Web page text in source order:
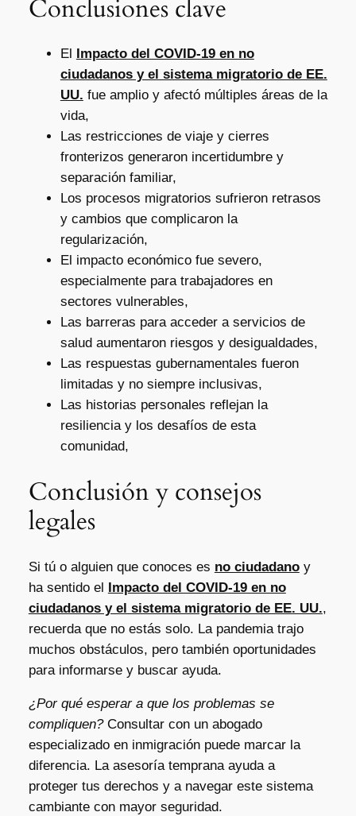
Conclusiones clave
El
Impacto del COVID-19 en no
ciudadanos y el sistema migratorio de EE.
UU. fue amplio y afectó múltiples áreas de la
vida,
Las restricciones de viaje y cierres
fronterizos generaron incertidumbre y
separación familiar,
Los procesos migratorios sufrieron retrasos
y cambios que complicaron la
regularización,
El impacto económico fue severo,
especialmente para trabajadores en
sectores vulnerables,
Las barreras para acceder a servicios de
salud aumentaron riesgos y desigualdades,
Las respuestas gubernamentales fueron
limitadas y no siempre inclusivas,
Las historias personales reflejan la
resiliencia y los desafíos de esta
comunidad,
Conclusión y consejos
legales
Si tú o alguien que conoces es no ciudadanoy
ha sentido el Impacto del COVID-19 en no
ciudadanos y el sistema migratorio de EE. UU.,
recuerda que no estás solo. La pandemia trajo
muchos obstáculos, pero también oportunidades
para informarse y buscar ayuda.
¿Por qué esperar a que los problemas se
compliquen?Consultar con un abogado
especializado en inmigración puede marcar la
diferencia. La asesoría temprana ayuda a
proteger tus derechos y a navegar este sistema
cambiante con mayor seguridad.